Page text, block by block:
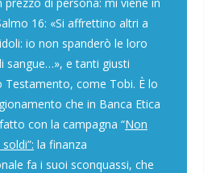
16: «Si affrettino altri a
: io non spanderò le loro
sangue…», e tanti giusti
Testamento, come Tobi. È lo
che in Banca Etica
con la campagna “Non
la finanza
fa i suoi sconquassi, che